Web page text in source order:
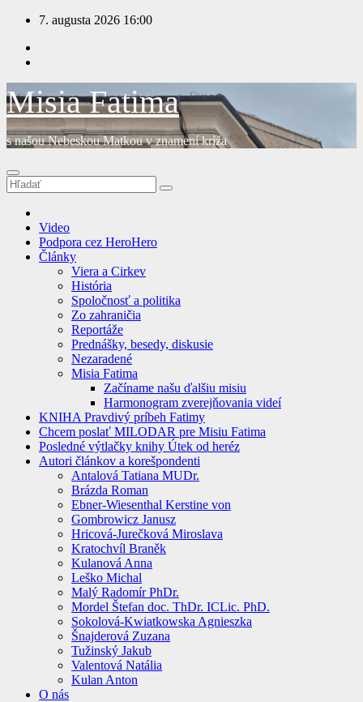
Prejsť
obsah
7. augusta 2026 16:00
Misia Fatima
s našou Nebeskou Matkou v znamení kríža
Video
Podpora cez HeroHero
Články
Viera a Cirkev
História
Spoločnosť a politika
Zo zahraničia
Reportáže
Prednášky, besedy, diskusie
Nezaradené
Misia Fatima
Začíname našu ďalšiu misiu
Harmonogram zverejňovania videí
KNIHA Pravdivý príbeh Fatimy
Chcem poslať MILODAR pre Misiu Fatima
Posledné výtlačky knihy Útek od heréz
Autori článkov a korešpondenti
Antalová Tatiana MUDr.
Brázda Roman
Ebner-Wiesenthal Kerstine von
Gombrowicz Janusz
Hricová-Jurečková Miroslava
Kratochvíl Braněk
Kulanová Anna
Leško Michal
Malý Radomír PhDr.
Mordel Štefan doc. ThDr. ICLic. PhD.
Sokolová-Kwiatkowska Agnieszka
Šnajderová Zuzana
Tužinský Jakub
Valentová Natália
Kulan Anton
O nás